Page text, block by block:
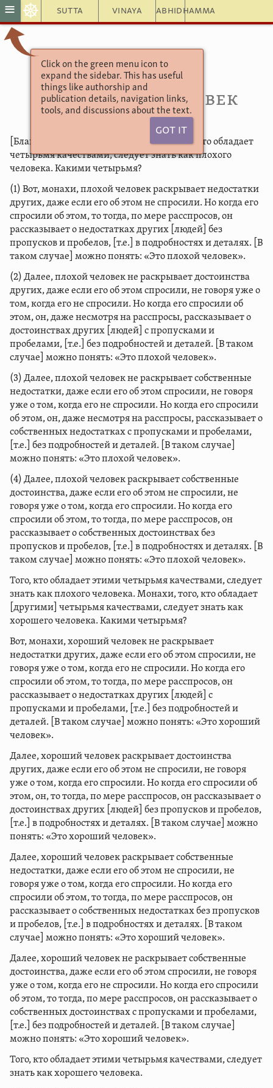
Sutta Vinaya Abhidhamma
≡ ☸
Click on the green menu icon to
expand the sidebar. This has useful
things like authorship and
publication details, navigation links,
tools, and discussions about the text.
Got It
Ангуттара Никая
Саппуриса сутта
4.73. Плохой человек
[Благословенный сказал]: «Монахи, того, кто обладает
четырьмя качествами, следует знать как плохого
человека. Какими четырьмя?
(1) Вот, монахи, плохой человек раскрывает недостатки
других, даже если его об этом не спросили. Но когда его
спросили об этом, то тогда, по мере расспросов, он
рассказывает о недостатках других [людей] без
пропусков и пробелов, [т.е.] в подробностях и деталях. [В
таком случае] можно понять: «Это плохой человек».
(2) Далее, плохой человек не раскрывает достоинства
других, даже если его об этом спросили, не говоря уже о
том, когда его не спросили. Но когда его спросили об
этом, он, даже несмотря на расспросы, рассказывает о
достоинствах других [людей] c пропусками и
пробелами, [т.е.] без подробностей и деталей. [В таком
случае] можно понять: «Это плохой человек».
(3) Далее, плохой человек не раскрывает собственные
недостатки, даже если его об этом спросили, не говоря
уже о том, когда его не спросили. Но когда его спросили
об этом, он, даже несмотря на расспросы, рассказывает о
собственных недостатках c пропусками и пробелами,
[т.е.] без подробностей и деталей. [В таком случае]
можно понять: «Это плохой человек».
(4) Далее, плохой человек раскрывает собственные
достоинства, даже если его об этом не спросили, не
говоря уже о том, когда его спросили. Но когда его
спросили об этом, то тогда, по мере расспросов, он
рассказывает о собственных достоинствах без
пропусков и пробелов, [т.е.] в подробностях и деталях. [В
таком случае] можно понять: «Это плохой человек».
Того, кто обладает этими четырьмя качествами, следует
знать как плохого человека. Монахи, того, кто обладает
[другими] четырьмя качествами, следует знать как
хорошего человека. Какими четырьмя?
Вот, монахи, хороший человек не раскрывает
недостатки других, даже если его об этом спросили, не
говоря уже о том, когда его не спросили. Но когда его
спросили об этом, то тогда, по мере расспросов, он
рассказывает о недостатках других [людей] с
пропусками и пробелами, [т.е.] без подробностей и
деталей. [В таком случае] можно понять: «Это хороший
человек».
Далее, хороший человек раскрывает достоинства
других, даже если его об этом не спросили, не говоря
уже о том, когда его спросили. Но когда его спросили об
этом, он, то тогда, по мере расспросов, он рассказывает о
достоинствах других [людей] без пропусков и пробелов,
[т.е.] в подробностях и деталях. [В таком случае] можно
понять: «Это хороший человек».
Далее, хороший человек раскрывает собственные
недостатки, даже если его об этом не спросили, не
говоря уже о том, когда его спросили. Но когда его
спросили об этом, то тогда, по мере расспросов, он
рассказывает о собственных недостатках без пропусков
и пробелов, [т.е.] в подробностях и деталях. [В таком
случае] можно понять: «Это хороший человек».
Далее, хороший человек не раскрывает собственные
достоинства, даже если его об этом спросили, не говоря
уже о том, когда его не спросили. Но когда его спросили
об этом, то тогда, по мере расспросов, он рассказывает о
собственных достоинствах с пропусками и пробелами,
[т.е.] без подробностей и деталей. [В таком случае]
можно понять: «Это хороший человек».
Того, кто обладает этими четырьмя качествами, следует
знать как хорошего человека.